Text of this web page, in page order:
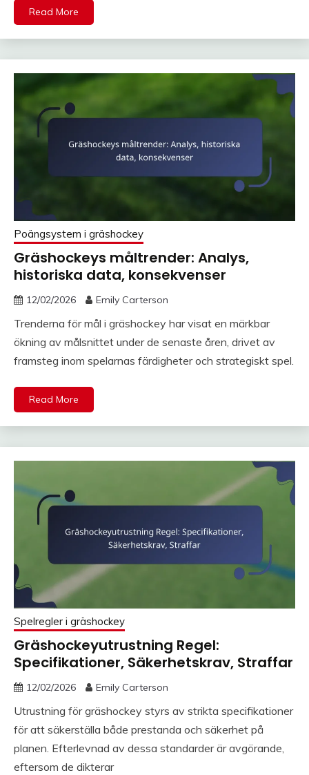
Read More
Poängsystem i gräshockey
Gräshockeys måltrender: Analys,
historiska data, konsekvenser
12/02/2026 Emily Carterson
Trenderna för mål i gräshockey har visat en märkbar
ökning av målsnittet under de senaste åren, drivet av
framsteg inom spelarnas färdigheter och strategiskt spel.
Read More
Spelregler i gräshockey
Gräshockeyutrustning Regel:
Specifikationer, Säkerhetskrav, Straffar
12/02/2026 Emily Carterson
Utrustning för gräshockey styrs av strikta specifikationer
för att säkerställa både prestanda och säkerhet på
planen. Efterlevnad av dessa standarder är avgörande,
eftersom de dikterar